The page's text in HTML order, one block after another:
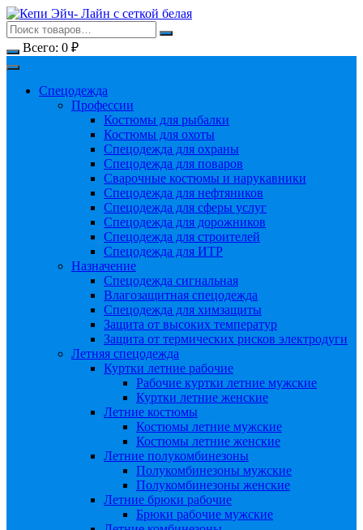
Перейти
к
содержимому
Всего: 0 ₽
Спецодежда
Профессии
Костюмы для рыбалки
Костюмы для охоты
Спецодежда для охраны
Спецодежда для поваров
Сварочные костюмы и нарукавники
Спецодежда для нефтяников
Спецодежда для сферы услуг
Спецодежда для дорожников
Спецодежда для строителей
Спецодежда для ИТР
Назначение
Спецодежда сигнальная
Влагозащитная спецодежда
Спецодежда для химзащиты
Защита от высоких температур
Защита от термических рисков электродуги
Летняя спецодежда
Куртки летние рабочие
Рабочие куртки летние мужские
Куртки летние женские
Летние костюмы
Костюмы летние мужские
Костюмы летние женские
Летние полукомбинезоны
Полукомбинезоны мужские
Полукомбинезоны женские
Летние брюки рабочие
Брюки рабочие мужские